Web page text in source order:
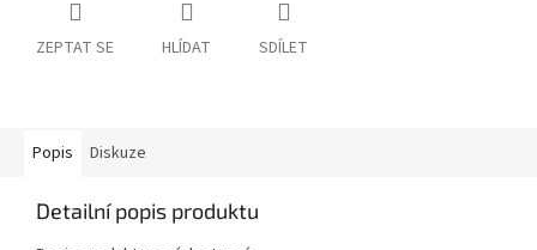
ZEPTAT SE HLÍDAT SDÍLET
Popis Diskuze
Detailní popis produktu